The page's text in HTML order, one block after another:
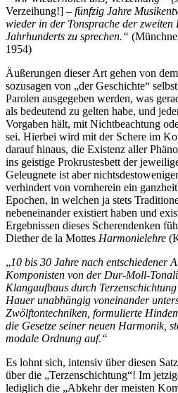
Verzeihung!] – fünfzig Jahre
wieder in der Tonsprache der zweiten
Jahrhunderts zu sprechen.“
1954)
Äußerungen dieser Art gehen von
sozusagen von „der Geschichte“
Parolen ausgegeben werden, was
als bedeutend zu gelten habe, und
Vorgaben hält, mit Nichtbeachtung
sei. Hierbei wird mit der Schere im
darauf hinaus, die Existenz aller
ins geistige Prokrustesbett der
Geleugnete ist aber
verhindert von vornherein ein
Epochen, in welchen ja stets
nebeneinander existiert haben und
Ergebnissen dieses Scherendenken
Diether de la Mottes Harmonielehre
„10 bis 30 Jahre nach entschiedener
Komponisten von der Dur-Moll-
Klangaufbaus durch
Hauer unabhängig voneinander
Zwölftontechniken, formulierte
die Gesetze seiner neuen Harmonik,
modale Ordnung auf.“
Es lohnt sich, intensiv über diesen
über die „Terzenschichtung“! Im
lediglich die „Abkehr der meisten